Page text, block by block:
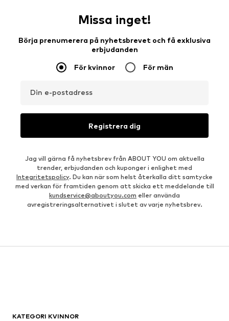
Missa inget!
Börja prenumerera på nyhetsbrevet och få exklusiva
erbjudanden
För kvinnor För män
Din e-postadress
Registrera dig
Jag vill gärna få nyhetsbrev från ABOUT YOU om aktuella
trender, erbjudanden och kuponger i enlighet med
Integritetspolicy. Du kan när som helst återkalla ditt samtycke
med verkan för framtiden genom att skicka ett meddelande till
kundservice@aboutyou.com eller använda
avregistreringsalternativet i slutet av varje nyhetsbrev.
KATEGORI KVINNOR